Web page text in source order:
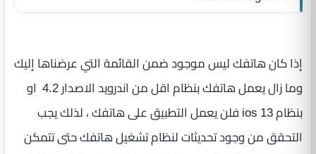
إذا كان هاتفك ليس موجود ضمن القائمة التي عرضناها إليك
وما زال يعمل هاتفك بنظام اقل من اندرويد الاصدار 4.2 او
بنظام ios 13 فلن يعمل التطبيق على هاتفك ، لذلك يجب
التحقق من وجود تحديثات لنظام تشغيل هاتفك حتى تتمكن